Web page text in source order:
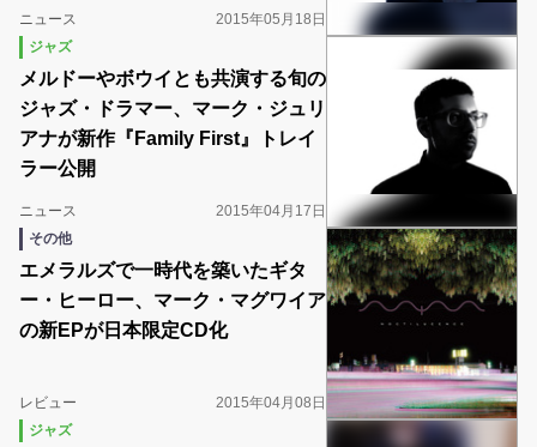
ニュース
2015年05月18日
ジャズ
メルドーやボウイとも共演する旬の
ジャズ・ドラマー、マーク・ジュリ
アナが新作『Family First』トレイ
ラー公開
ニュース
2015年04月17日
その他
エメラルズで一時代を築いたギタ
ー・ヒーロー、マーク・マグワイア
の新EPが日本限定CD化
レビュー
2015年04月08日
ジャズ